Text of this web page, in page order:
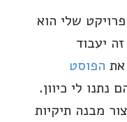
שלי הוא
יעבוד
הפוסט
נתנו לי כיוון.
מבנה תיקיות